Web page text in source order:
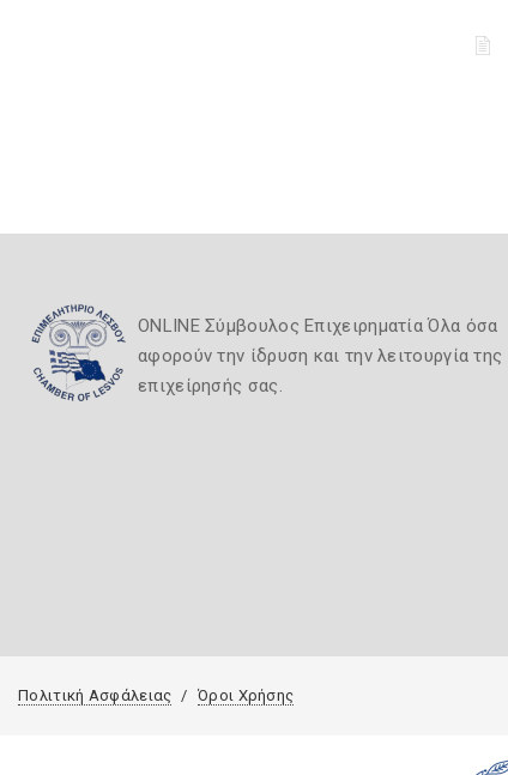
ONLINE Σύμβουλος Επιχειρηματία Όλα όσα
αφορούν την ίδρυση και την λειτουργία της
επιχείρησής σας.
Πολιτική Ασφάλειας Όροι Χρήσης